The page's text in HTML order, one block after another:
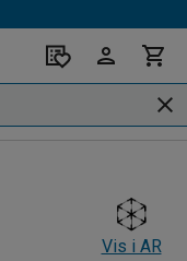
Vis i AR